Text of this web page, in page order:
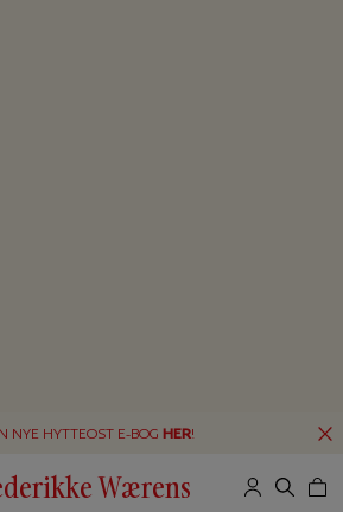
NYE HYTTEOST E-BOG HER!
Wærens